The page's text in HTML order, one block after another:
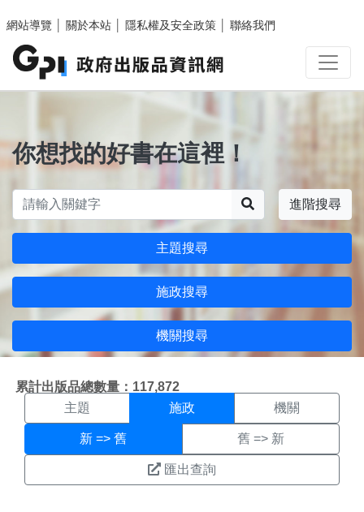
網站導覽
關於本站 隱私權及安全政策 聯絡我們
你想找的好書在這裡！
進階搜尋
主題搜尋
施政搜尋
機關搜尋
累計出版品總數量：117,872
施政搜尋結果頁面
主題 施政 機關
新 => 舊 舊 => 新
匯出查詢